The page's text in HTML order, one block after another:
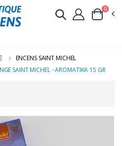
0
ENCENS SAINT MICHEL
SAINT MICHEL - AROMATIKA 15 GR